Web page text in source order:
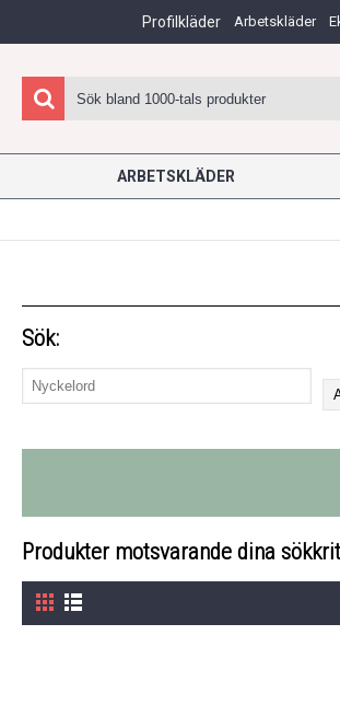
Profilkläder Arbetskläder
ARBETSKLÄDER
Sök:
Produkter motsvarande dina